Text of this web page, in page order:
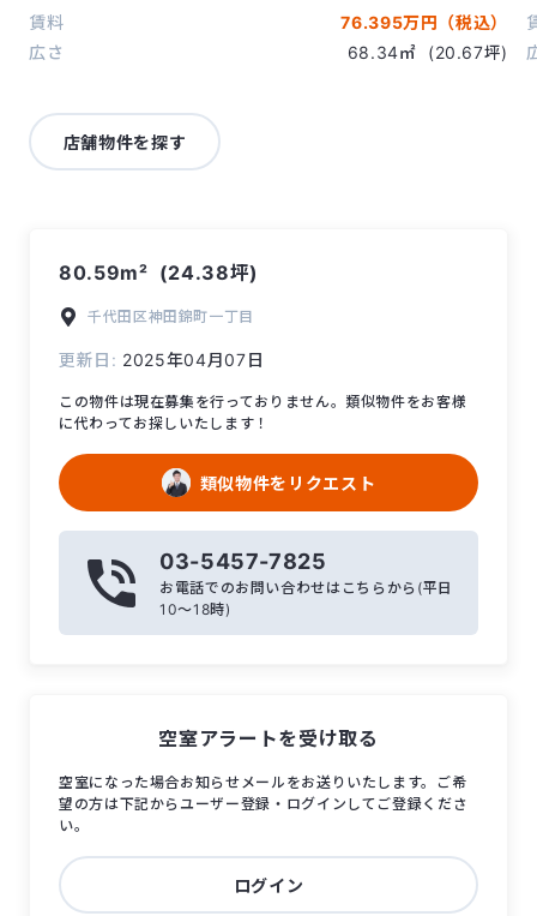
賃料
76.395万円（税込）
広さ
68.34㎡ (20.67坪)
店舗物件を探す
80.59m² (24.38坪)
千代田区神田錦町一丁目
更新日: 2025年04月07日
この物件は現在募集を行っておりません。類似物件をお客様
に代わってお探しいたします！
類似物件をリクエスト
03-5457-7825
お電話でのお問い合わせはこちらから(平日
10〜18時)
空室アラートを受け取る
空室になった場合お知らせメールをお送りいたします。ご希
望の方は下記からユーザー登録・ログインしてご登録くださ
い。
ログイン